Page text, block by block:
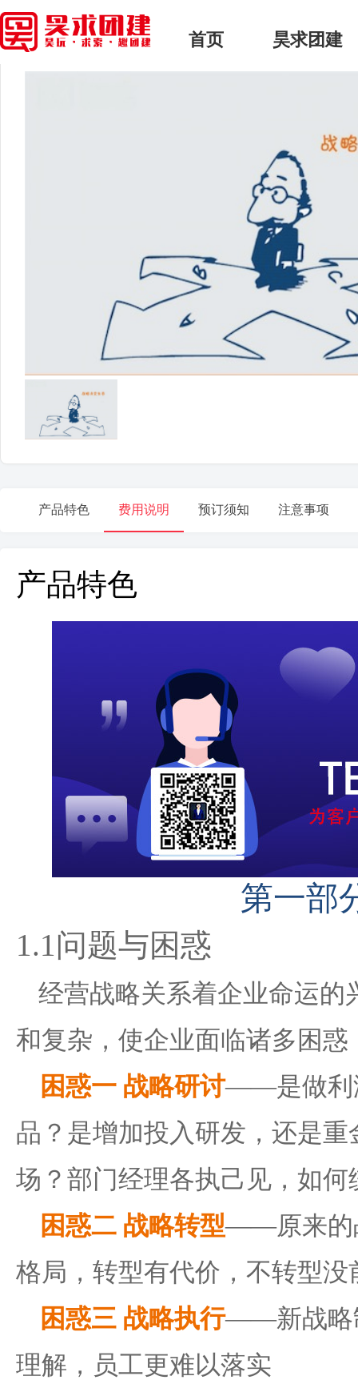
首页 昊求团建
首页> 昊求团建 > 正文
产品特色 费用说明 预订须知 注意事项
产品特色
第一部
1.1问题与困惑
经营战略关系着企业命运的
和复杂，使企业面临诸多困惑
困惑一 战略研讨——是做利
品？是增加投入研发，还是
场？部门经理各执己见，如
困惑二 战略转型——原来的
格局，转型有代价，不转型
困惑三 战略执行——新战略
理解，员工更难以落实